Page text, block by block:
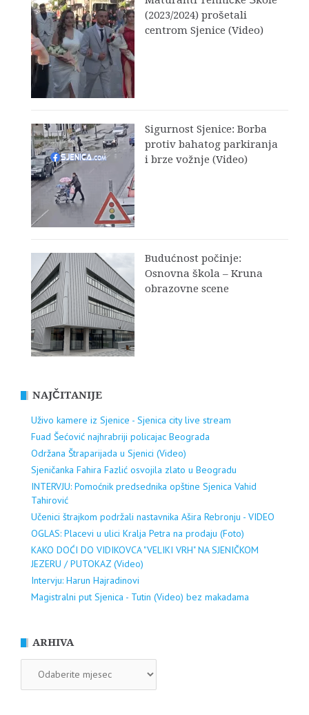
(2023/2024) prošetali
centrom Sjenice (Video)
Sigurnost Sjenice: Borba
protiv bahatog parkiranja
i brze vožnje (Video)
Budućnost počinje:
Osnovna škola – Kruna
obrazovne scene
NAJČITANIJE
Uživo kamere iz Sjenice - Sjenica city live stream
Fuad Šećović najhrabriji policajac Beograda
Održana Štraparijada u Sjenici (Video)
Sjeničanka Fahira Fazlić osvojila zlato u Beogradu
INTERVJU: Pomoćnik predsednika opštine Sjenica Vahid
Tahirović
Učenici štrajkom podržali nastavnika Ašira Rebronju - VIDEO
OGLAS: Placevi u ulici Kralja Petra na prodaju (Foto)
KAKO DOĆI DO VIDIKOVCA "VELIKI VRH" NA SJENIČKOM
JEZERU / PUTOKAZ (Video)
Intervju: Harun Hajradinovi
Magistralni put Sjenica - Tutin (Video) bez makadama
ARHIVA